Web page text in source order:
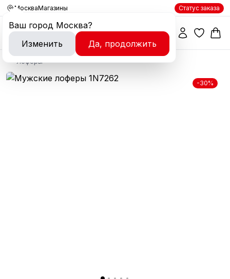
Москва
Ваш город Москва?
Изменить
Да, продолжить
Магазины Статус заказа
Лоферы
-30%